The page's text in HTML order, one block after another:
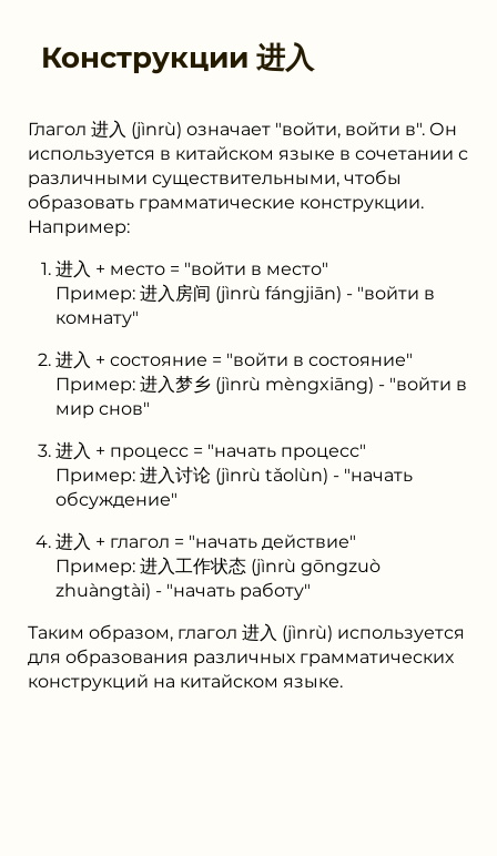
Конструкции 进入
Глагол 进入 (jìnrù) означает "войти, войти в". Он
используется в китайском языке в сочетании с
различными существительными, чтобы
образовать грамматические конструкции.
Например:
进入 + место = "войти в место"
Пример: 进入房间 (jìnrù fángjiān) - "войти в
комнату"
进入 + состояние = "войти в состояние"
Пример: 进入梦乡 (jìnrù mèngxiāng) - "войти в
мир снов"
进入 + процесс = "начать процесс"
Пример: 进入讨论 (jìnrù tǎolùn) - "начать
обсуждение"
进入 + глагол = "начать действие"
Пример: 进入工作状态 (jìnrù gōngzuò
zhuàngtài) - "начать работу"
Таким образом, глагол 进入 (jìnrù) используется
для образования различных грамматических
конструкций на китайском языке.